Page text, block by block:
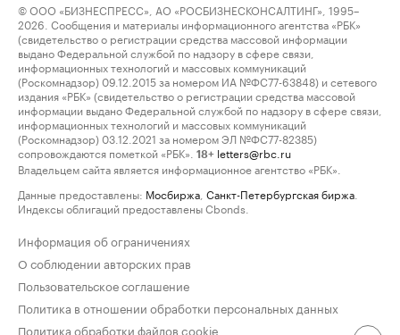
© ООО «БИЗНЕСПРЕСС», АО «РОСБИЗНЕСКОНСАЛТИНГ», 1995–
2026. Сообщения и материалы информационного агентства «РБК»
(свидетельство о регистрации средства массовой информации
выдано Федеральной службой по надзору в сфере связи,
информационных технологий и массовых коммуникаций
(Роскомнадзор) 09.12.2015 за номером ИА №ФС77-63848) и сетевого
издания «РБК» (свидетельство о регистрации средства массовой
информации выдано Федеральной службой по надзору в сфере связи,
информационных технологий и массовых коммуникаций
(Роскомнадзор) 03.12.2021 за номером ЭЛ №ФС77-82385)
сопровождаются пометкой «РБК».
18+ letters@rbc.ru
Владельцем сайта является информационное агентство «РБК».
Данные предоставлены: Мосбиржа Санкт-Петербургская биржа
Индексы облигаций предоставлены Cbonds.
Информация об ограничениях
О соблюдении авторских прав
Пользовательское соглашение
Политика в отношении обработки персональных данных
Политика обработки файлов cookie